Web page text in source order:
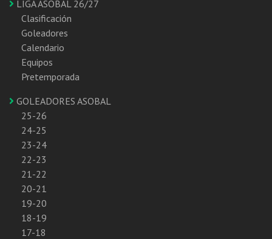
LIGA ASOBAL 26/27
Clasificación
Goleadores
Calendario
Equipos
Pretemporada
GOLEADORES ASOBAL
25-26
24-25
23-24
22-23
21-22
20-21
19-20
18-19
17-18